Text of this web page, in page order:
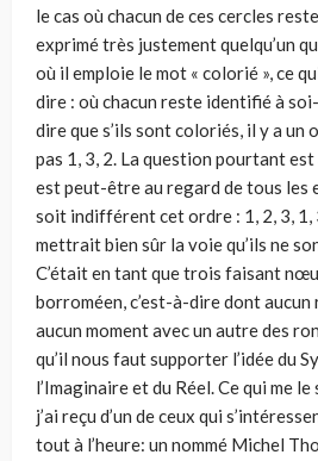
le cas où chacun de ces cercles
exprimé très justement quelqu’un
où il emploie le mot « colorié », ce
dire : où chacun reste identifié à
dire que s’ils sont coloriés, il y a un
pas 1, 3, 2. La question pourtant est
est peut-être au regard de tous les
soit indifférent cet ordre : 1, 2, 3, 1,
mettrait bien sûr la voie qu’ils ne
C’était en tant que trois faisant
borroméen, c’est-à-dire dont
aucun moment avec un autre des
qu’il nous faut supporter l’idée du
l’Imaginaire et du Réel. Ce qui me le
j’ai reçu d’un de ceux qui
tout à l’heure: un nommé Michel